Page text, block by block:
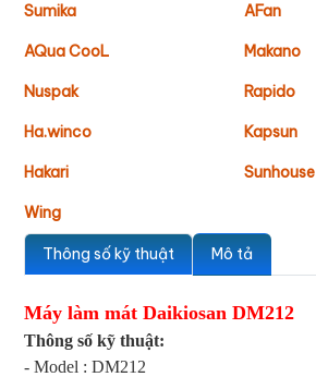
Sumika AFan
AQua CooL Makano
Nuspak Rapido
Ha.winco Kapsun
Hakari Sunhouse
Wing
Thông số kỹ thuật Mô tả
Máy làm mát Daikiosan DM212
Thông số kỹ thuật:
- Model : DM212